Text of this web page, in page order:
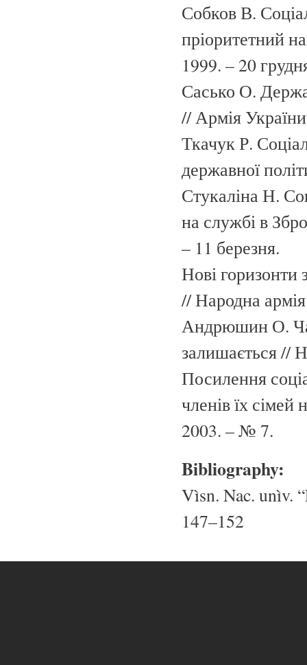
Собков В.
пріоритетний
1999. – 20
Сасько О.
// Армія
Ткачук Р.
державної
Стукаліна Н.
на службі в
– 11 березня.
Нові горизонти
// Народна
Андрюшин О.
залишається //
Посилення
членів їх сімей
2003. – № 7.
Bibliography:
Vìsn. Nac. unìv.
147–152